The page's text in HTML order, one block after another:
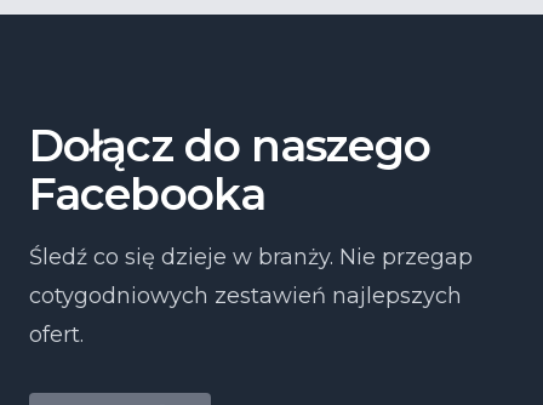
Dołącz do naszego
Facebooka
Śledź co się dzieje w branży. Nie przegap
cotygodniowych zestawień najlepszych
ofert.